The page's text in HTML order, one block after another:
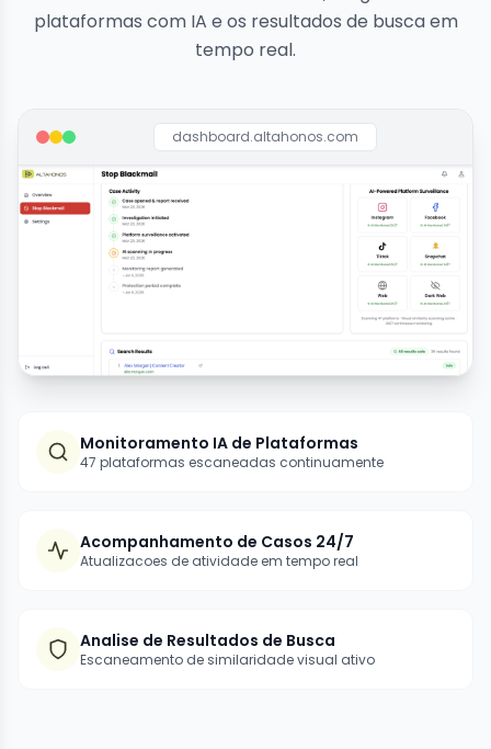
plataformas com IA e os resultados de busca em
tempo real.
dashboard.altahonos.com
Monitoramento IA de Plataformas
47 plataformas escaneadas continuamente
Acompanhamento de Casos 24/7
Atualizacoes de atividade em tempo real
Analise de Resultados de Busca
Escaneamento de similaridade visual ativo